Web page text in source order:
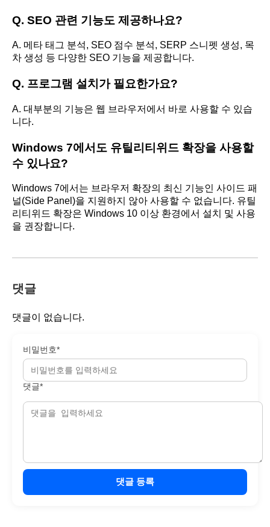
Q. SEO 관련 기능도 제공하나요?
A. 메타 태그 분석, SEO 점수 분석, SERP 스니펫 생성, 목
차 생성 등 다양한 SEO 기능을 제공합니다.
Q. 프로그램 설치가 필요한가요?
A. 대부분의 기능은 웹 브라우저에서 바로 사용할 수 있습
니다.
Windows 7에서도 유틸리티위드 확장을 사용할
수 있나요?
Windows 7에서는 브라우저 확장의 최신 기능인 사이드 패
널(Side Panel)을 지원하지 않아 사용할 수 없습니다. 유틸
리티위드 확장은 Windows 10 이상 환경에서 설치 및 사용
을 권장합니다.
댓글
댓글이 없습니다.
비밀번호*
댓글*
댓글 등록